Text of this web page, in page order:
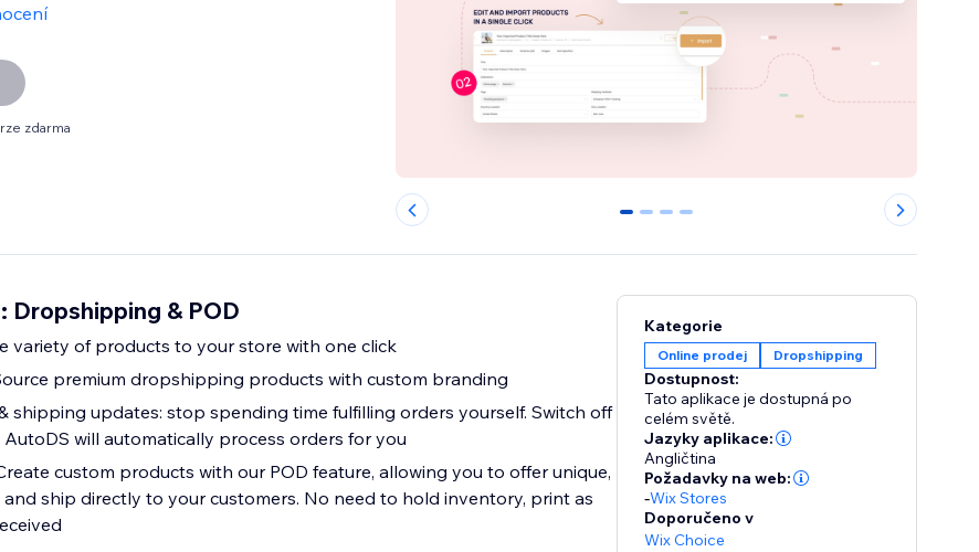
zdarma
0 1 2 3
Dropshipping & POD
variety of products to your store with one click
premium dropshipping products with custom branding
shipping updates: stop spending time fulfilling orders yourself. Switch off
will automatically process orders for you
custom products with our POD feature, allowing you to offer unique,
and ship directly to your customers. No need to hold inventory, print as
Kategorie
Online prodej Dropshipping
Dostupnost:
Tato aplikace je dostupná po
celém světě.
Jazyky aplikace:
Angličtina
Požadavky na web:
-Wix Stores
Doporučeno v
Wix Choice